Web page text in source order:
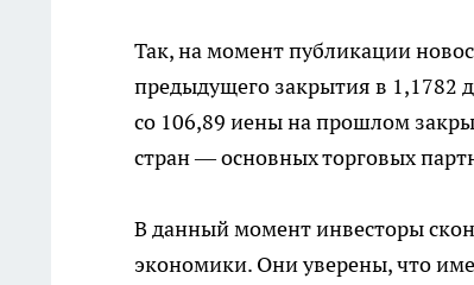
Так, на момент публикации
предыдущего закрытия в 1,1782
со 106,89 иены на прошлом
стран — основных торговых
В данный момент инвесторы
экономики. Они уверены, что